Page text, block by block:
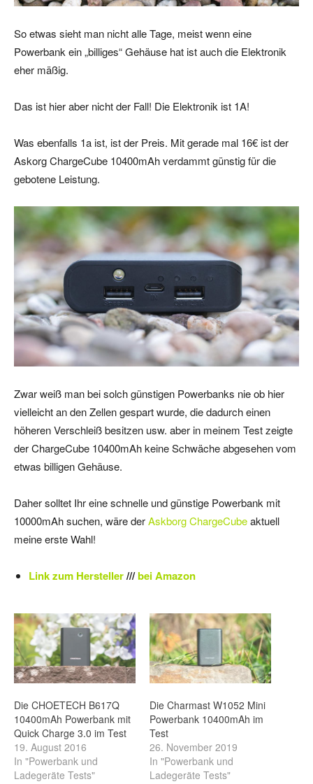
So etwas sieht man nicht alle Tage, meist wenn eine
Powerbank ein „billiges“ Gehäuse hat ist auch die Elektronik
eher mäßig.
Das ist hier aber nicht der Fall! Die Elektronik ist 1A!
Was ebenfalls 1a ist, ist der Preis. Mit gerade mal 16€ ist der
Askorg ChargeCube 10400mAh verdammt günstig für die
gebotene Leistung.
Zwar weiß man bei solch günstigen Powerbanks nie ob hier
vielleicht an den Zellen gespart wurde, die dadurch einen
höheren Verschleiß besitzen usw. aber in meinem Test zeigte
der ChargeCube 10400mAh keine Schwäche abgesehen vom
etwas billigen Gehäuse.
Daher solltet Ihr eine schnelle und günstige Powerbank mit
10000mAh suchen, wäre derAskborg ChargeCubeaktuell
meine erste Wahl!
Link zum Hersteller///bei Amazon
Die CHOETECH B617Q
10400mAh Powerbank mit
Quick Charge 3.0 im Test
19. August 2016
In "Powerbank und
Ladegeräte Tests"
Die Charmast W1052 Mini
Powerbank 10400mAh im
Test
26. November 2019
In "Powerbank und
Ladegeräte Tests"